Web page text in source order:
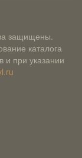
защищены.
каталога
и при указании